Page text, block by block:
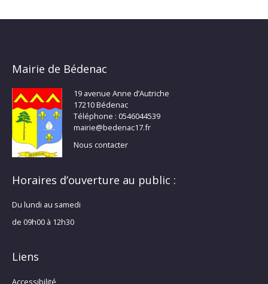
Mairie de Bédenac
19 avenue Anne d’Autriche
17210 Bédenac
Téléphone : 0546044539
mairie@bedenac17.fr
Nous contacter
Horaires d’ouverture au public :
Du lundi au samedi
de 09h00 à 12h30
Liens
Accessibilité